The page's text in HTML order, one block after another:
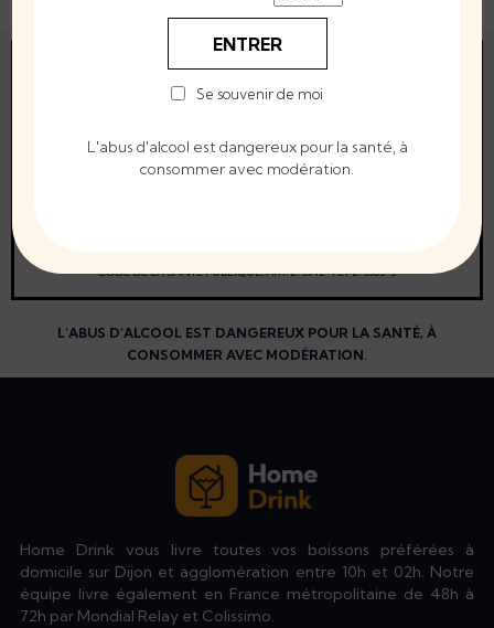
Interdiction de vente de boissons alcooliques
aux mineurs de moins de 18 ans
CODE DE LA SANTÉ PUBLIQUE, ART. L. 3342-1 ET L. 3353-3
L'ABUS D'ALCOOL EST DANGEREUX POUR LA SANTÉ, À
CONSOMMER AVEC MODÉRATION.
Home Drink vous livre toutes vos boissons préférées à
domicile sur Dijon et agglomération entre 10h et 02h. Notre
équipe livre également en France métropolitaine de 48h à
72h par Mondial Relay et Colissimo.
ENTRER
Se souvenir de moi
L'abus d'alcool est dangereux pour la santé, à
consommer avec modération.